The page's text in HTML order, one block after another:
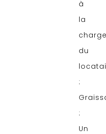
à
la
du
:
:
Un